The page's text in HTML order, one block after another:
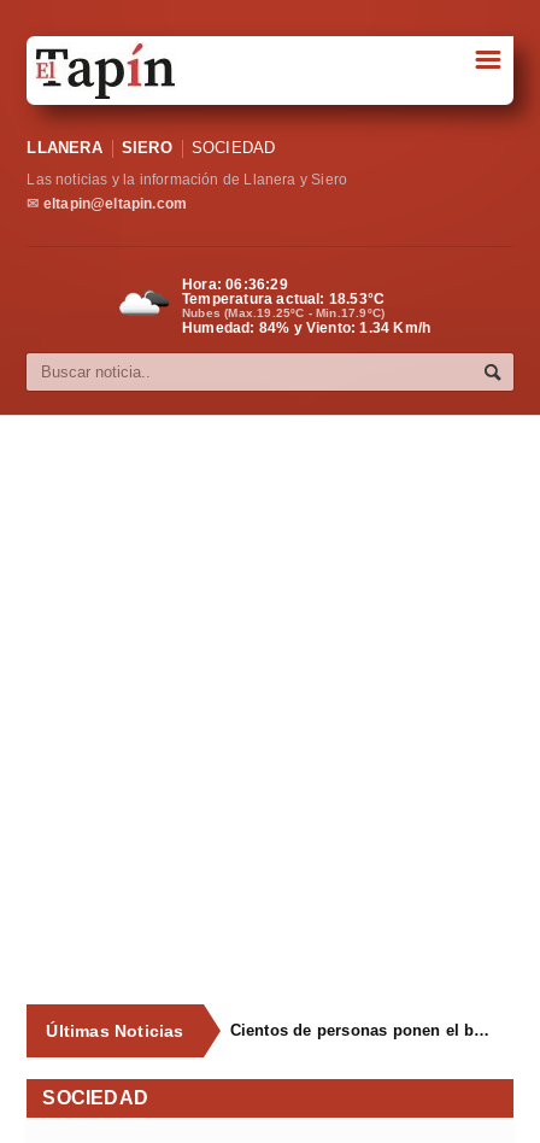
Sociedad
Política
Cultura
☰
LLANERA SIERO SOCIEDAD
Las noticias y la información de Llanera y Siero
✉ eltapin@eltapin.com
Hora:06:36:30
Temperatura actual: 18.53°C
Nubes (Max.19.25ºC - Min.17.9ºC)
Humedad: 84% y Viento: 1.34 Km/h
Últimas Noticias Cientos de personas ponen el broche final a las fiestas de La Salud de Lieres con la tradicional merienda
SOCIEDAD